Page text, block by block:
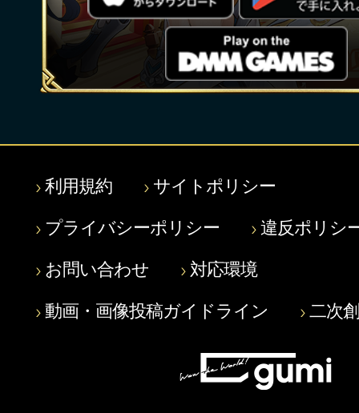
利用規約 サイトポリシー
プライバシーポリシー 違反ポリシ
お問い合わせ 対応環境
動画・画像投稿ガイドライン 二次